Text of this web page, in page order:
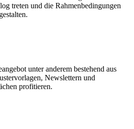
treten und die Rahmenbedingungen
unter anderem bestehend aus
Newslettern und
profitieren.